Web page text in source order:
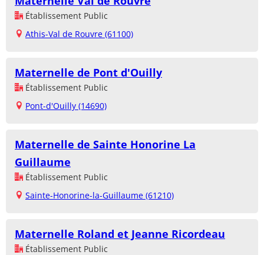
Établissement Public
Athis-Val de Rouvre (61100)
Maternelle de Pont d'Ouilly
Établissement Public
Pont-d'Ouilly (14690)
Maternelle de Sainte Honorine La
Guillaume
Établissement Public
Sainte-Honorine-la-Guillaume (61210)
Maternelle Roland et Jeanne Ricordeau
Établissement Public